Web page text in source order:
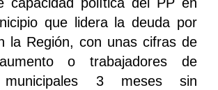
que lidera la deuda por
la Región, con unas cifras de
o trabajadores de
municipales 3 meses sin